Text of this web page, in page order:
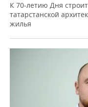
К 70-летию Дня
татарстанской
жилья